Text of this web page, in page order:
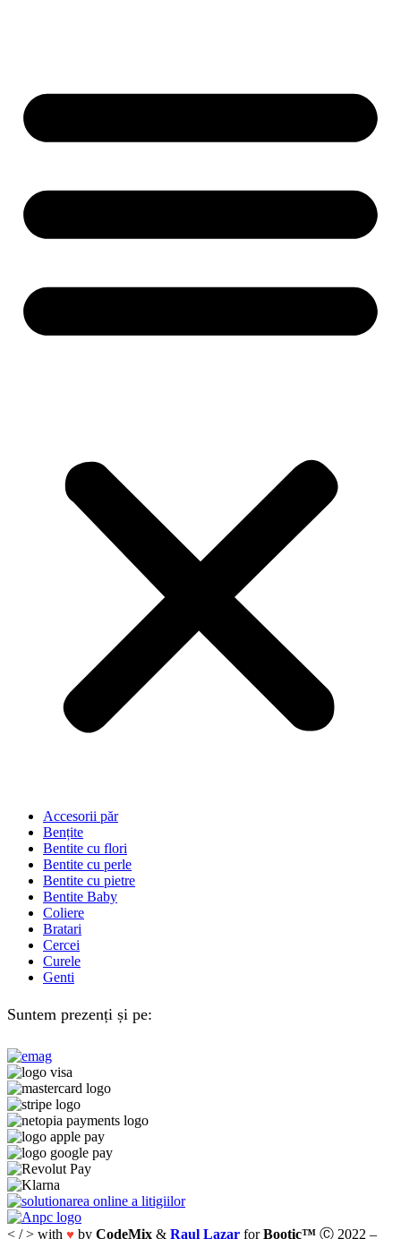
Accesorii păr
Bențite
Bentite cu flori
Bentite cu perle
Bentite cu pietre
Bentite Baby
Coliere
Bratari
Cercei
Curele
Genti
Suntem prezenți și pe:
< / > with ♥ by CodeMix & Raul Lazar forBootic™ Ⓒ 2022 –